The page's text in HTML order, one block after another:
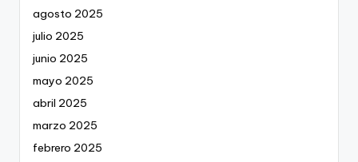
agosto 2025
julio 2025
junio 2025
mayo 2025
abril 2025
marzo 2025
febrero 2025